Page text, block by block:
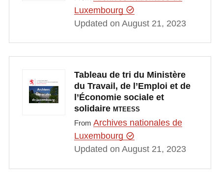
Luxembourg
Updated on August 21, 2023
Tableau de tri du Ministère
du Travail, de l’Emploi et de
l’Économie sociale et
solidaire MTEESS
From Archives nationales de
Luxembourg
Updated on August 21, 2023